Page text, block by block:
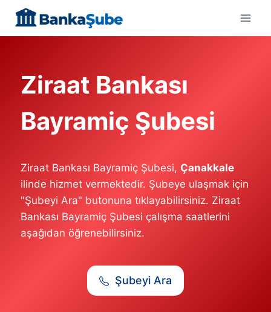
content
Ziraat Bankası
Bayramiç Şubesi
Ziraat Bankası Bayramiç Şubesi, Çanakkale
ilinde hizmet vermektedir. Şubeye ulaşmak için
"Şubeyi Ara" butonuna tıklayabilirsiniz. Ziraat
Bankası Bayramiç Şubesi çalışma saatlerini
aşağıdan öğrenebilirsiniz.
Şubeyi Ara